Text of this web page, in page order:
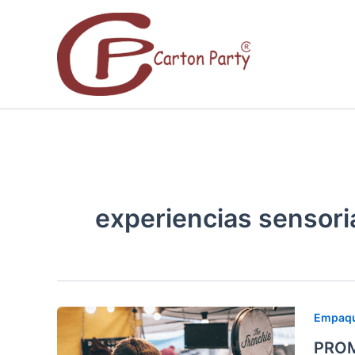
contenido
experiencias